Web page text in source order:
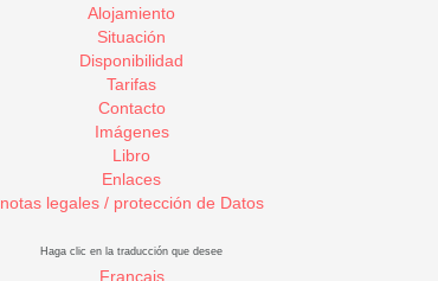
Alojamiento
Situación
Disponibilidad
Tarifas
Contacto
Imágenes
Libro
Enlaces
notas legales / protección de Datos
Haga clic en la traducción que desee
Français